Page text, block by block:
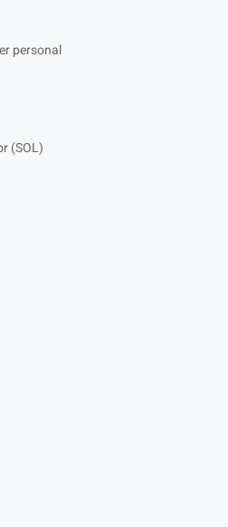
personal
(SOL)